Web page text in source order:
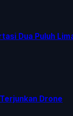
Dua Puluh
Drone